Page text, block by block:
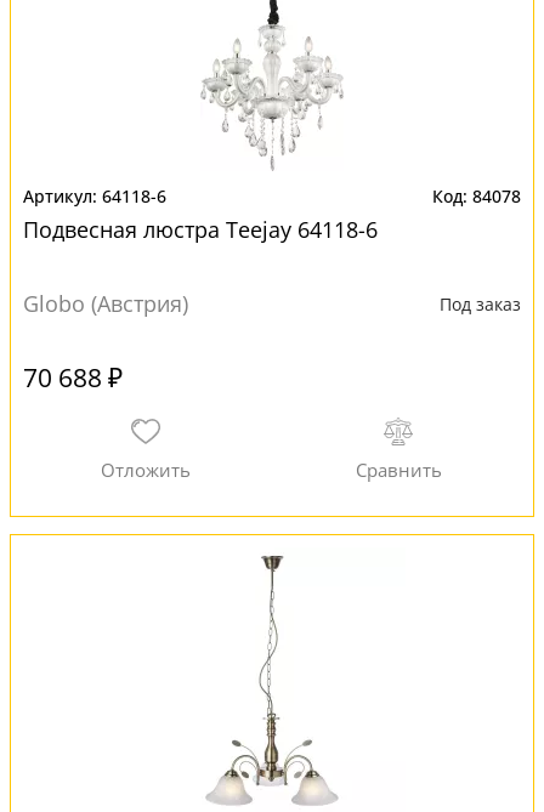
64118-6 84078
Подвесная люстра Teejay 64118-6
Globo (Австрия) Под заказ
70 688 ₽